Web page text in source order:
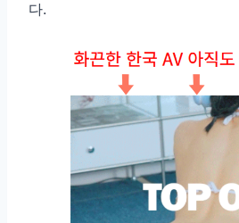
다.